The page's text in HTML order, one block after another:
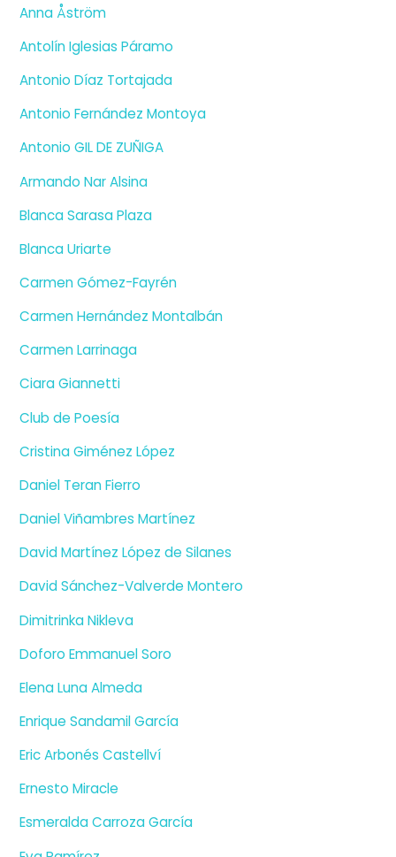
Anna Åström
Antolín Iglesias Páramo
Antonio Díaz Tortajada
Antonio Fernández Montoya
Antonio GIL DE ZUÑIGA
Armando Nar Alsina
Blanca Sarasa Plaza
Blanca Uriarte
Carmen Gómez-Fayrén
Carmen Hernández Montalbán
Carmen Larrinaga
Ciara Giannetti
Club de Poesía
Cristina Giménez López
Daniel Teran Fierro
Daniel Viñambres Martínez
David Martínez López de Silanes
David Sánchez-Valverde Montero
Dimitrinka Nikleva
Doforo Emmanuel Soro
Elena Luna Almeda
Enrique Sandamil García
Eric Arbonés Castellví
Ernesto Miracle
Esmeralda Carroza García